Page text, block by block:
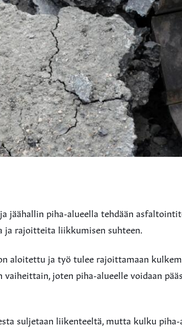
jäähallin piha-alueella tehdään
ja rajoitteita liikkumisen suhteen.
aloitettu ja työ tulee rajoittamaan
joten piha-alueelle voidaan
suljetaan liikenteeltä, mutta kulku